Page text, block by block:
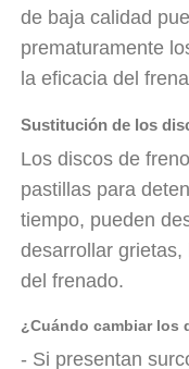
de baja calidad
prematuramente
la eficacia del
Sustitución de los
Los discos de
pastillas para
tiempo, pueden
desarrollar
del frenado.
¿Cuándo cambiar los
- Si presentan